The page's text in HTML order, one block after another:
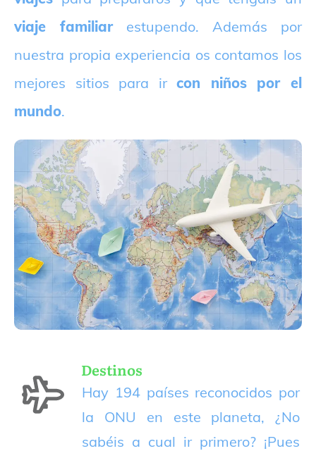
viaje familiarestupendo. Además por
nuestra propia experiencia os contamos los
mejores sitios para ircon niños por el
mundo.
Destinos
Hay 194 países reconocidos por
la ONU en este planeta, ¿No
sabéis a cual ir primero? ¡Pues